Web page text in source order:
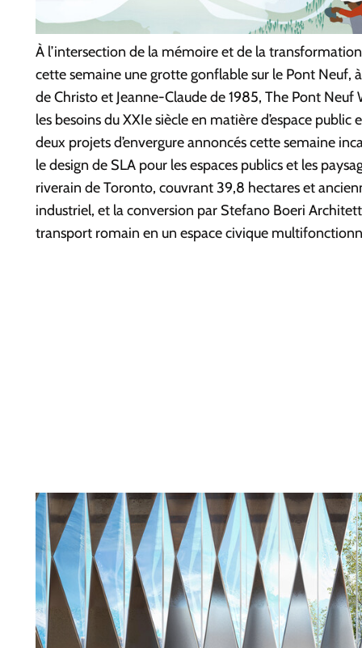
À l’intersection de la mémoire et de la
cette semaine une grotte gonflable sur le Pont Neuf,
de Christo et Jeanne-Claude de 1985, The Pont Neuf
les besoins du XXIe siècle en matière d’espace
deux projets d’envergure annoncés cette semaine
le design de SLA pour les espaces publics et les
riverain de Toronto, couvrant 39,8 hectares et
industriel, et la conversion par Stefano Boeri
transport romain en un espace civique